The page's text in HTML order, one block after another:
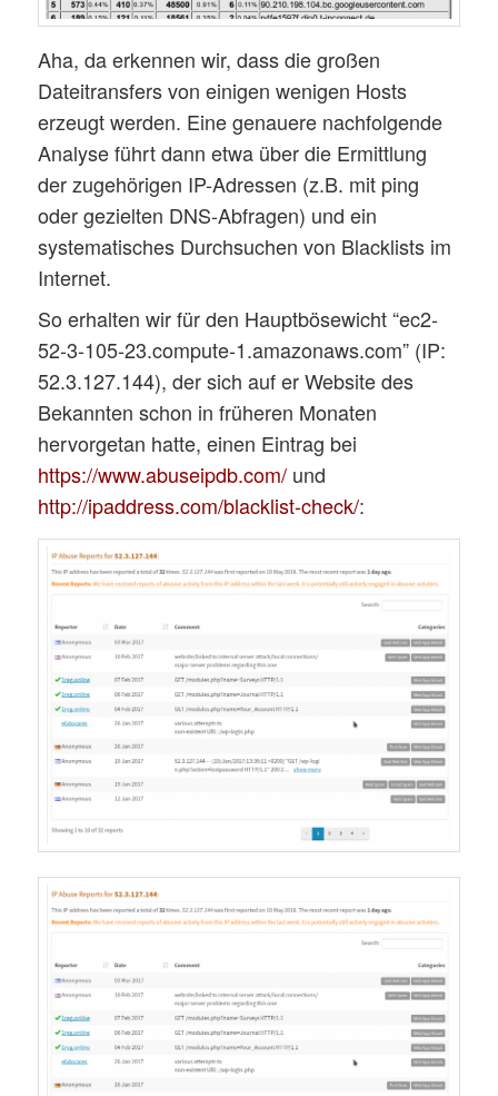
Aha, da erkennen wir, dass die großen
Dateitransfers von einigen wenigen Hosts
erzeugt werden. Eine genauere nachfolgende
Analyse führt dann etwa über die Ermittlung
der zugehörigen IP-Adressen (z.B. mit ping
oder gezielten DNS-Abfragen) und ein
systematisches Durchsuchen von Blacklists im
Internet.
So erhalten wir für den Hauptbösewicht “ec2-
52-3-105-23.compute-1.amazonaws.com” (IP:
52.3.127.144), der sich auf er Website des
Bekannten schon in früheren Monaten
hervorgetan hatte, einen Eintrag bei
https://www.abuseipdb.com/ und
http://ipaddress.com/blacklist-check/: